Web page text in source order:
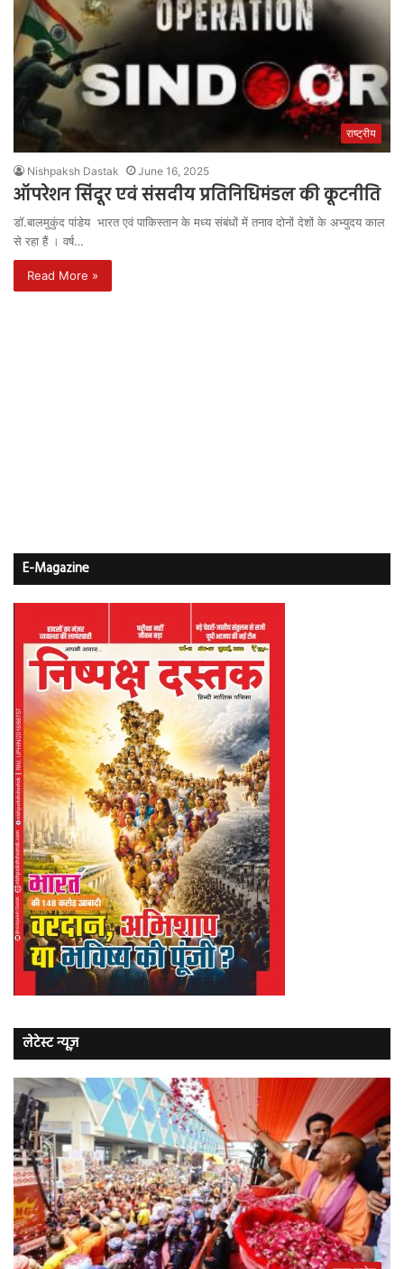
राष्ट्रीय
Nishpaksh Dastak June 16, 2025
ऑपरेशन सिंदूर एवं संसदीय प्रतिनिधिमंडल की कूटनीति
डॉ.बालमुकुंद पांडेय भारत एवं पाकिस्तान के मध्य संबंधों में तनाव दोनों देशों के अभ्युदय काल
से रहा हैं । वर्ष…
Read More »
E-Magazine
लेटेस्ट न्यूज़